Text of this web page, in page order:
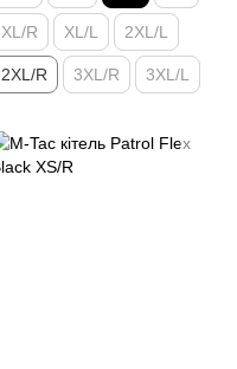
XL/R XL/L 2XL/L
2XL/R 3XL/R 3XL/L